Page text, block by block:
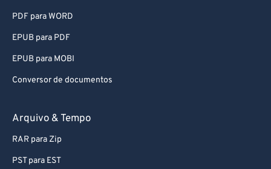
PDF para WORD
EPUB para PDF
EPUB para MOBI
Conversor de documentos
Arquivo & Tempo
RAR para Zip
PST para EST